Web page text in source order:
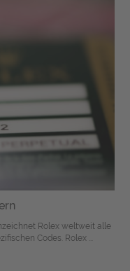
Rolex weltweit alle
Codes. Rolex ...